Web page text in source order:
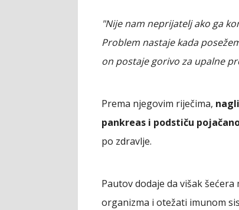
"Nije nam neprijatelj ako ga
Problem nastaje kada
on postaje gorivo za upalne
Prema njegovim riječima,
pankreas i podstiču
po zdravlje.
Pautov dodaje da višak
organizma i otežati imunom